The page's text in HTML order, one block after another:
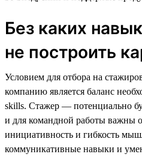
Без каких
не построить
Условием для отбора на
компанию является баланс
skills. Стажер — потенциально
и для командной работы важны
инициативность и гибкость
коммуникативные навыки и